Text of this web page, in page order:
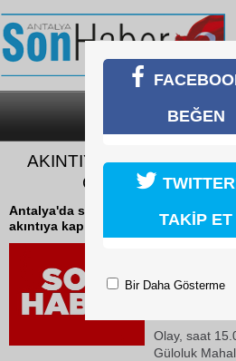
SON DAKİKA
AKINTIYA KAPILARAK
CANSIZ
Antalya'da serinlemek için Aksu
akıntıya kapılarak kaybolan gencin
Antalya'da
giren 3
kaybolan
Olay, saat
Güloluk
BEĞEN
TAKİP ET
Bir Daha Gösterme